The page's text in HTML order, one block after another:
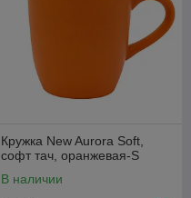
Кружка New Aurora Soft,
софт тач, оранжевая-S
В наличии